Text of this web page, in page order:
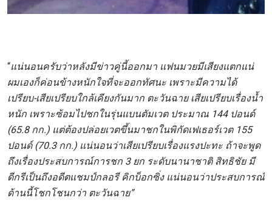
“แน่นอนครับว่าหลังมีข่าวคู่นี้ออกมา แฟนมวยมีเสียงแตกแน่
ผมเองก็ค่อนข้างหนักใจที่จะออกทัศนะ เพราะมีความได้
เปรียบ-เสียเปรียบใกล้เคียงกันมาก ตะวันฉาย เสียเปรียบเรื่องน้ำ
หนัก เพราะซ้อมไปชกในรุ่นแบนตัมเวต ประมาณ 144 ปอนด์
(65.8 กก.) แต่ต้องปล่อยเวตขึ้นมาชกในพิกัดเฟเธอร์เวต 155
ปอนด์ (70.3 กก.) แน่นอนว่าเสียเปรียบเรื่องแรงปะทะ ถ้าจะพูด
ถึงเรื่องประสบการณ์การชก 3 ยก ระดับนานาชาติ สิทธิชัย มี
ดีกรีเป็นถึงอดีตแชมป์กลอรี คิกบ็อกซิ่ง แน่นอนว่าประสบการณ์
ด้านนี้โชกโชนกว่า ตะวันฉาย”